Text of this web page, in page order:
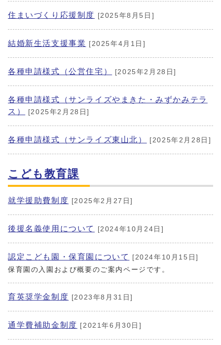
住まいづくり応援制度 [2025年8月5日]
結婚新生活支援事業 [2025年4月1日]
各種申請様式（公営住宅） [2025年2月28日]
各種申請様式（サンライズやまきた・みずかみテラ
ス）
[2025年2月28日]
各種申請様式（サンライズ東山北） [2025年2月28日]
こども教育課
就学援助費制度 [2025年2月27日]
後援名義使用について [2024年10月24日]
認定こども園・保育園について
[2024年10月15日]
保育園の入園および概要のご案内ページです。
育英奨学金制度 [2023年8月31日]
通学費補助金制度 [2021年6月30日]